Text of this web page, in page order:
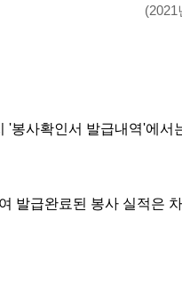
(2021
'봉사확인서 발급내역'에
발급완료된 봉사 실적은